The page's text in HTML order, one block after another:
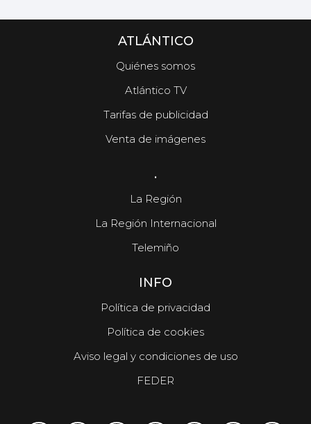
ATLÁNTICO
Quiénes somos
Atlántico TV
Tarifas de publicidad
Venta de imágenes
.
La Región
La Región Internacional
Telemiño
INFO
Política de privacidad
Política de cookies
Aviso legal y condiciones de uso
FEDER